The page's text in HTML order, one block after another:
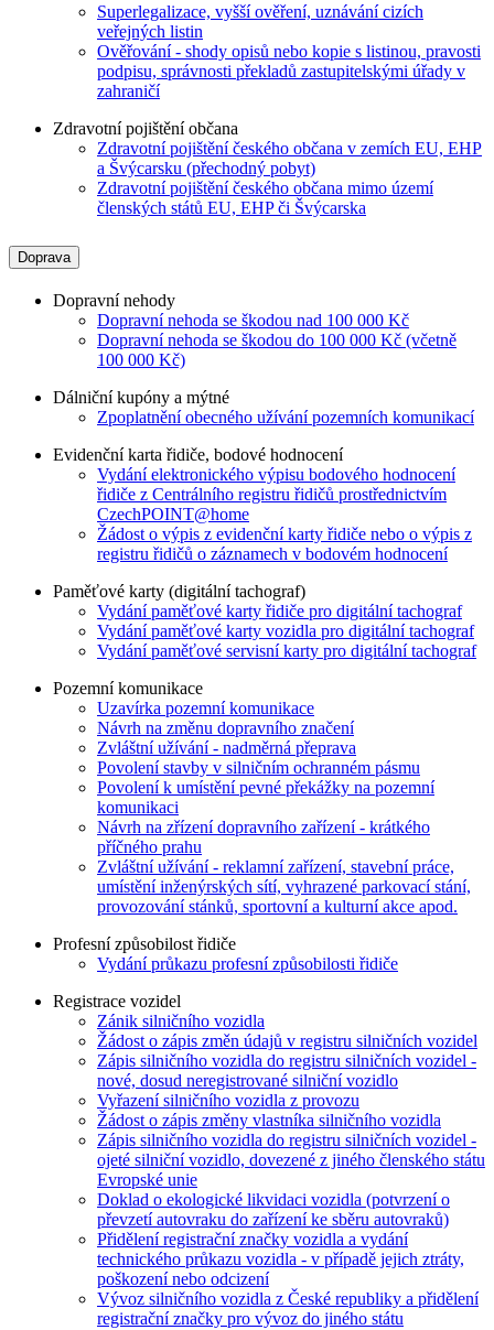
Superlegalizace, vyšší ověření, uznávání cizích
veřejných listin
Ověřování - shody opisů nebo kopie s listinou, pravosti
podpisu, správnosti překladů zastupitelskými úřady v
zahraničí
Zdravotní pojištění občana
Zdravotní pojištění českého občana v zemích EU, EHP
a Švýcarsku (přechodný pobyt)
Zdravotní pojištění českého občana mimo území
členských států EU, EHP či Švýcarska
Doprava
Dopravní nehody
Dopravní nehoda se škodou nad 100 000 Kč
Dopravní nehoda se škodou do 100 000 Kč (včetně
100 000 Kč)
Dálniční kupóny a mýtné
Zpoplatnění obecného užívání pozemních komunikací
Evidenční karta řidiče, bodové hodnocení
Vydání elektronického výpisu bodového hodnocení
řidiče z Centrálního registru řidičů prostřednictvím
CzechPOINT@home
Žádost o výpis z evidenční karty řidiče nebo o výpis z
registru řidičů o záznamech v bodovém hodnocení
Paměťové karty (digitální tachograf)
Vydání paměťové karty řidiče pro digitální tachograf
Vydání paměťové karty vozidla pro digitální tachograf
Vydání paměťové servisní karty pro digitální tachograf
Pozemní komunikace
Uzavírka pozemní komunikace
Návrh na změnu dopravního značení
Zvláštní užívání - nadměrná přeprava
Povolení stavby v silničním ochranném pásmu
Povolení k umístění pevné překážky na pozemní
komunikaci
Návrh na zřízení dopravního zařízení - krátkého
příčného prahu
Zvláštní užívání - reklamní zařízení, stavební práce,
umístění inženýrských sítí, vyhrazené parkovací stání,
provozování stánků, sportovní a kulturní akce apod.
Profesní způsobilost řidiče
Vydání průkazu profesní způsobilosti řidiče
Registrace vozidel
Zánik silničního vozidla
Žádost o zápis změn údajů v registru silničních vozidel
Zápis silničního vozidla do registru silničních vozidel -
nové, dosud neregistrované silniční vozidlo
Vyřazení silničního vozidla z provozu
Žádost o zápis změny vlastníka silničního vozidla
Zápis silničního vozidla do registru silničních vozidel -
ojeté silniční vozidlo, dovezené z jiného členského státu
Evropské unie
Doklad o ekologické likvidaci vozidla (potvrzení o
převzetí autovraku do zařízení ke sběru autovraků)
Přidělení registrační značky vozidla a vydání
technického průkazu vozidla - v případě jejich ztráty,
poškození nebo odcizení
Vývoz silničního vozidla z České republiky a přidělení
registrační značky pro vývoz do jiného státu